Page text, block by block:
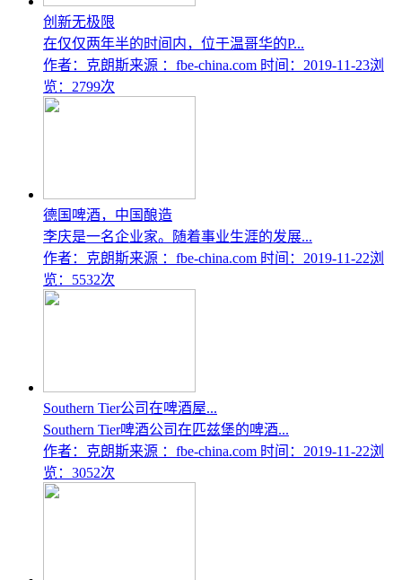
创新无极限
在仅仅两年半的时间内，位于温哥华的P...
作者：克朗斯来源 ：fbe-china.com 时间：2019-11-23浏
览：2799次
德国啤酒，中国酿造
李庆是一名企业家。随着事业生涯的发展...
作者：克朗斯来源 ：fbe-china.com 时间：2019-11-22浏
览：5532次
Southern Tier公司在啤酒屋...
Southern Tier啤酒公司在匹兹堡的啤酒...
作者：克朗斯来源 ：fbe-china.com 时间：2019-11-22浏
览：3052次